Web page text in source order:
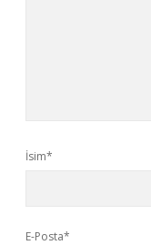
İsim*
E-Posta*